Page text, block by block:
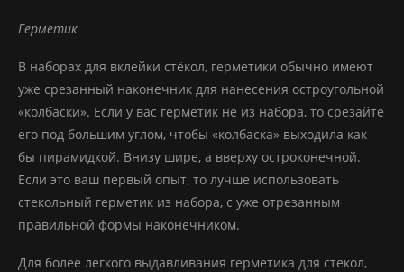
Герметик
В наборах для вклейки стёкол, герметики обычно имеют
уже срезанный наконечник для нанесения остроугольной
«колбаски». Если у вас герметик не из набора, то срезайте
его под большим углом, чтобы «колбаска» выходила как
бы пирамидкой. Внизу шире, а вверху остроконечной.
Если это ваш первый опыт, то лучше использовать
стекольный герметик из набора, с уже отрезанным
правильной формы наконечником.
Для более легкого выдавливания герметика для стекол,